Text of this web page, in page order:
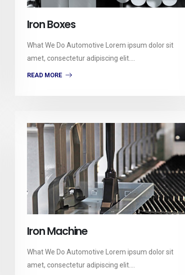
Iron Boxes
What We Do Automotive Lorem ipsum dolor sit
amet, consectetur adipiscing elit....
READ MORE
Iron Machine
What We Do Automotive Lorem ipsum dolor sit
amet, consectetur adipiscing elit....